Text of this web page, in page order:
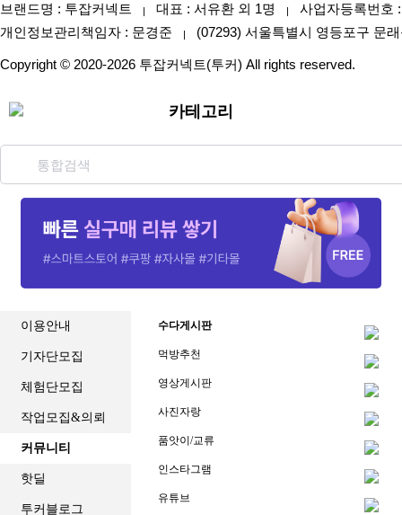
브랜드명 : 투잡커넥트 | 대표 : 서유환 외 1명 | 사업자등록번호
개인정보관리책임자 : 문경준 | (07293) 서울특별시 영등포구 문
Copyright © 2020-2026 투잡커넥트(투커) All rights reserved.
카테고리
이용안내
기자단모집
체험단모집
작업모집&의뢰
커뮤니티
핫딜
투커블로그
수다게시판
먹방추천
영상게시판
사진자랑
품앗이/교류
인스타그램
유튜브